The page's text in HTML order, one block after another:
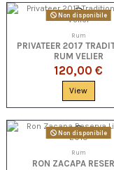
Non disponibile
Rum
PRIVATEER 2017
RUM VELIER
120,00 €
View
Non disponibile
Rum
RON ZACAPA